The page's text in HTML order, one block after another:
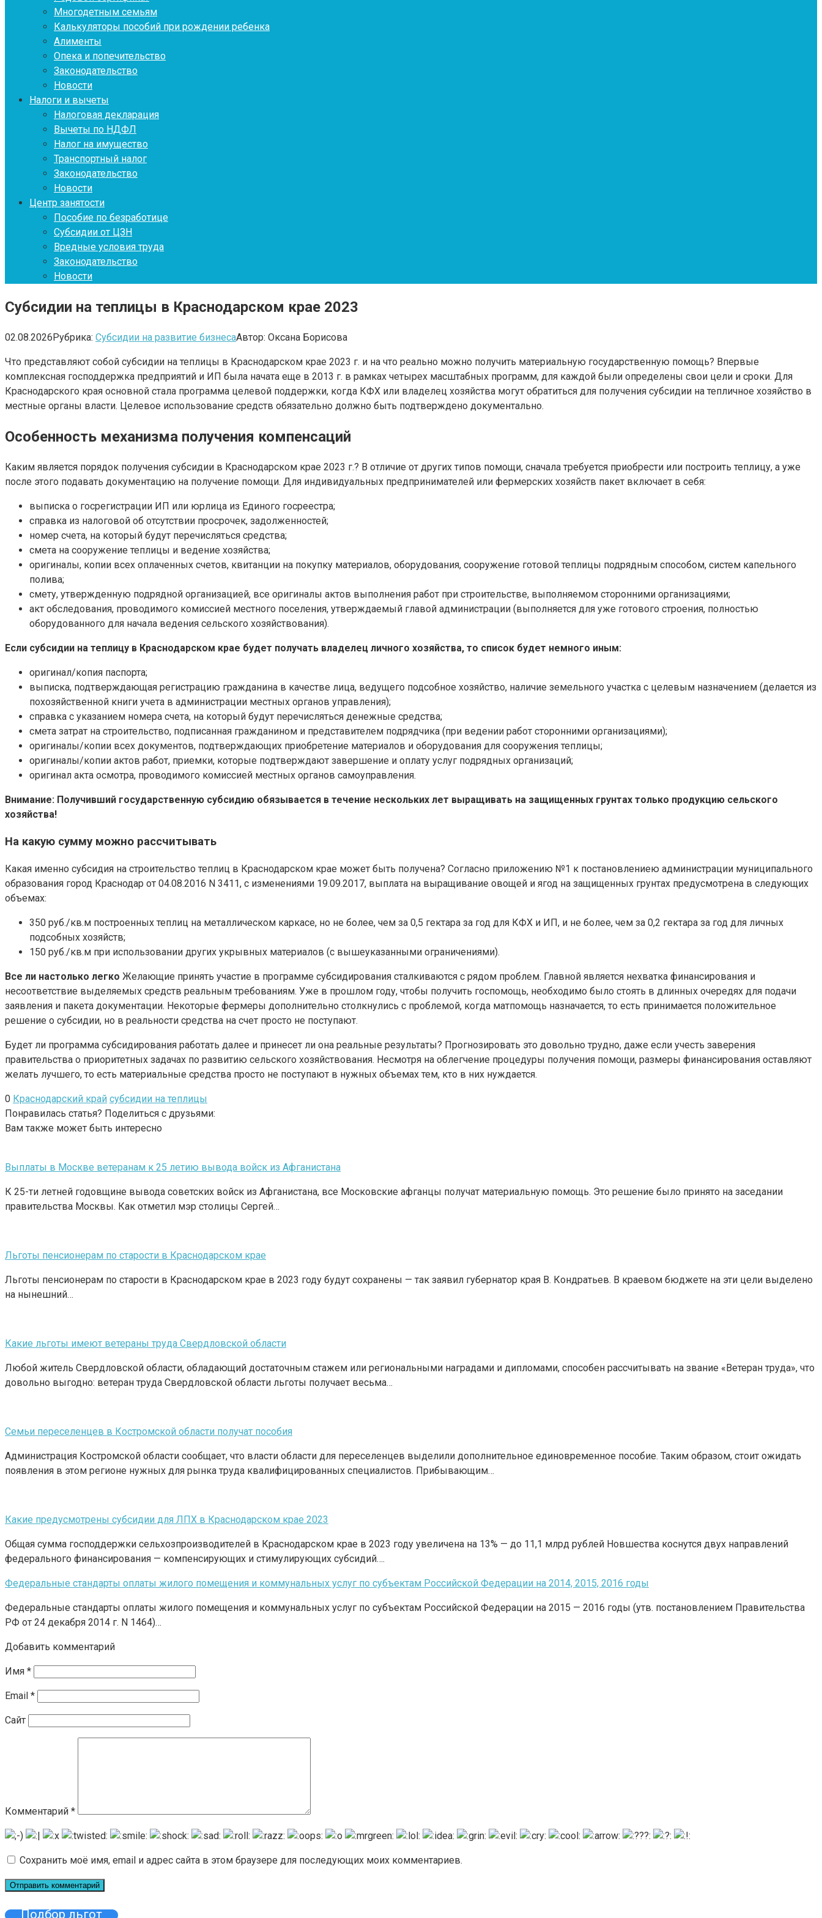
Многодетным семьям
Калькуляторы пособий при рождении ребенка
Алименты
Опека и попечительство
Законодательство
Новости
Налоги и вычеты
Налоговая декларация
Вычеты по НДФЛ
Налог на имущество
Транспортный налог
Законодательство
Новости
Центр занятости
Пособие по безработице
Субсидии от ЦЗН
Вредные условия труда
Законодательство
Новости
Субсидии на теплицы в Краснодарском крае 2023
02.08.2026Рубрика: Субсидии на развитие бизнесаАвтор: Оксана Борисова
Что представляют собой субсидии на теплицы в Краснодарском крае 2023 г. и на что реально можно получить материальную государственную помощь? Впервые
комплексная господдержка предприятий и ИП была начата еще в 2013 г. в рамках четырех масштабных программ, для каждой были определены свои цели и сроки. Для
Краснодарского края основной стала программа целевой поддержки, когда КФХ или владелец хозяйства могут обратиться для получения субсидии на тепличное хозяйство в
местные органы власти. Целевое использование средств обязательно должно быть подтверждено документально.
Особенность механизма получения компенсаций
Каким является порядок получения субсидии в Краснодарском крае 2023 г.? В отличие от других типов помощи, сначала требуется приобрести или построить теплицу, а уже
после этого подавать документацию на получение помощи. Для индивидуальных предпринимателей или фермерских хозяйств пакет включает в себя:
выписка о госрегистрации ИП или юрлица из Единого госреестра;
справка из налоговой об отсутствии просрочек, задолженностей;
номер счета, на который будут перечисляться средства;
смета на сооружение теплицы и ведение хозяйства;
оригиналы, копии всех оплаченных счетов, квитанции на покупку материалов, оборудования, сооружение готовой теплицы подрядным способом, систем капельного
полива;
смету, утвержденную подрядной организацией, все оригиналы актов выполнения работ при строительстве, выполняемом сторонними организациями;
акт обследования, проводимого комиссией местного поселения, утверждаемый главой администрации (выполняется для уже готового строения, полностью
оборудованного для начала ведения сельского хозяйствования).
Если субсидии на теплицу в Краснодарском крае будет получать владелец личного хозяйства, то список будет немного иным:
оригинал/копия паспорта;
выписка, подтверждающая регистрацию гражданина в качестве лица, ведущего подсобное хозяйство, наличие земельного участка с целевым назначением (делается из
похозяйственной книги учета в администрации местных органов управления);
справка с указанием номера счета, на который будут перечисляться денежные средства;
смета затрат на строительство, подписанная гражданином и представителем подрядчика (при ведении работ сторонними организациями);
оригиналы/копии всех документов, подтверждающих приобретение материалов и оборудования для сооружения теплицы;
оригиналы/копии актов работ, приемки, которые подтверждают завершение и оплату услуг подрядных организаций;
оригинал акта осмотра, проводимого комиссией местных органов самоуправления.
Внимание: Получивший государственную субсидию обязывается в течение нескольких лет выращивать на защищенных грунтах только продукцию сельского
хозяйства!
На какую сумму можно рассчитывать
Какая именно субсидия на строительство теплиц в Краснодарском крае может быть получена? Согласно приложению №1 к постановлениею администрации муниципального
образования город Краснодар от 04.08.2016 N 3411, с изменениями 19.09.2017, выплата на выращивание овощей и ягод на защищенных грунтах предусмотрена в следующих
объемах:
350 руб./кв.м построенных теплиц на металлическом каркасе, но не более, чем за 0,5 гектара за год для КФХ и ИП, и не более, чем за 0,2 гектара за год для личных
подсобных хозяйств;
150 руб./кв.м при использовании других укрывных материалов (с вышеуказанными ограничениями).
Все ли настолько легко Желающие принять участие в программе субсидирования сталкиваются с рядом проблем. Главной является нехватка финансирования и
несоответствие выделяемых средств реальным требованиям. Уже в прошлом году, чтобы получить госпомощь, необходимо было стоять в длинных очередях для подачи
заявления и пакета документации. Некоторые фермеры дополнительно столкнулись с проблемой, когда матпомощь назначается, то есть принимается положительное
решение о субсидии, но в реальности средства на счет просто не поступают.
Будет ли программа субсидирования работать далее и принесет ли она реальные результаты? Прогнозировать это довольно трудно, даже если учесть заверения
правительства о приоритетных задачах по развитию сельского хозяйствования. Несмотря на облегчение процедуры получения помощи, размеры финансирования оставляют
желать лучшего, то есть материальные средства просто не поступают в нужных объемах тем, кто в них нуждается.
0 Краснодарский край субсидии на теплицы
Понравилась статья? Поделиться с друзьями:
Вам также может быть интересно
Выплаты в Москве ветеранам к 25 летию вывода войск из Афганистана
К 25-ти летней годовщине вывода советских войск из Афганистана, все Московские афганцы получат материальную помощь. Это решение было принято на заседании
правительства Москвы. Как отметил мэр столицы Сергей…
Льготы пенсионерам по старости в Краснодарском крае
Льготы пенсионерам по старости в Краснодарском крае в 2023 году будут сохранены — так заявил губернатор края В. Кондратьев. В краевом бюджете на эти цели выделено
на нынешний…
Какие льготы имеют ветераны труда Свердловской области
Любой житель Свердловской области, обладающий достаточным стажем или региональными наградами и дипломами, способен рассчитывать на звание «Ветеран труда», что
довольно выгодно: ветеран труда Свердловской области льготы получает весьма…
Семьи переселенцев в Костромской области получат пособия
Администрация Костромской области сообщает, что власти области для переселенцев выделили дополнительное единовременное пособие. Таким образом, стоит ожидать
появления в этом регионе нужных для рынка труда квалифицированных специалистов. Прибывающим…
Какие предусмотрены субсидии для ЛПХ в Краснодарском крае 2023
Общая сумма господдержки сельхозпроизводителей в Краснодарском крае в 2023 году увеличена на 13% — до 11,1 млрд рублей Новшества коснутся двух направлений
федерального финансирования — компенсирующих и стимулирующих субсидий….
Федеральные стандарты оплаты жилого помещения и коммунальных услуг по субъектам Российской Федерации на 2014, 2015, 2016 годы
Федеральные стандарты оплаты жилого помещения и коммунальных услуг по субъектам Российской Федерации на 2015 — 2016 годы (утв. постановлением Правительства
РФ от 24 декабря 2014 г. N 1464)…
Добавить комментарий
Имя *
Email *
Сайт
Комментарий *
Сохранить моё имя, email и адрес сайта в этом браузере для последующих моих комментариев.
Подбор льгот